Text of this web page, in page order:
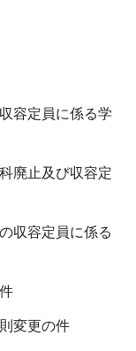
容定員に係る学
廃止及び収容定
収容定員に係る
変更の件